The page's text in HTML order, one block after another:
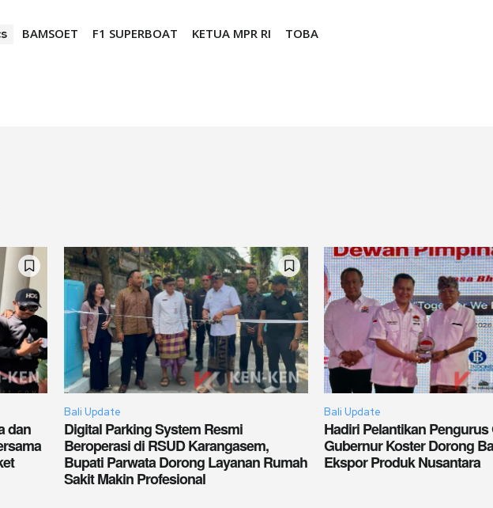
BAMSOET F1 SUPERBOAT KETUA MPR RI TOBA
dan
Bali Update
Digital Parking System Resmi
Beroperasi di RSUD Karangasem,
Bupati Parwata Dorong Layanan Rumah
Sakit Makin Profesional
Bali Update
Hadiri Pelantikan Pengurus
Gubernur Koster Dorong
Ekspor Produk Nusantara